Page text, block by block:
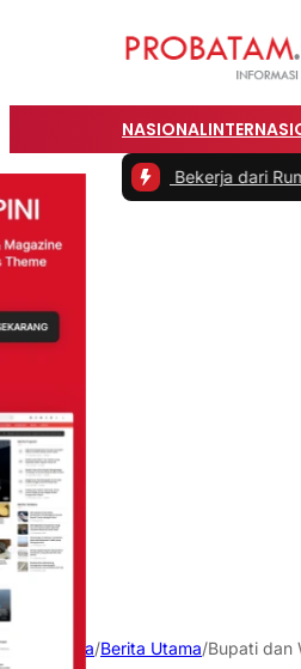
NASIONAL
saat Bekerja dari Rumah|#2 -
Beranda/Berita Utama/Bupati dan